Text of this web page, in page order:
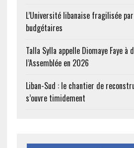
L’Université libanaise fragilisée
budgétaires
Talla Sylla appelle Diomaye Faye à
l’Assemblée en 2026
Liban-Sud : le chantier de
s’ouvre timidement